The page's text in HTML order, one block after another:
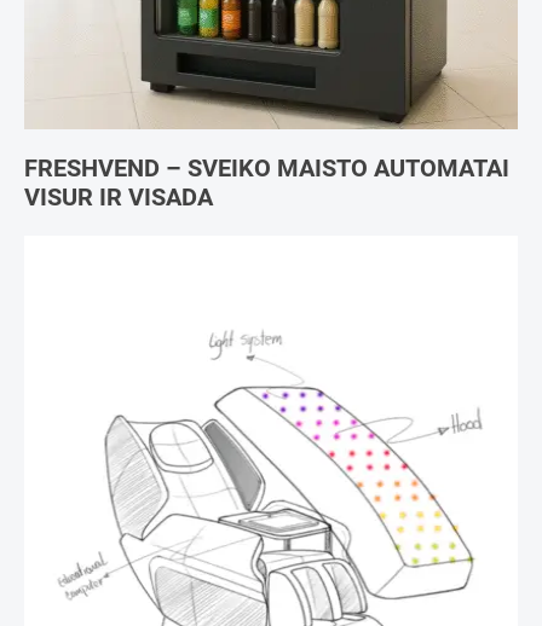
FRESHVEND – SVEIKO MAISTO AUTOMATAI
VISUR IR VISADA